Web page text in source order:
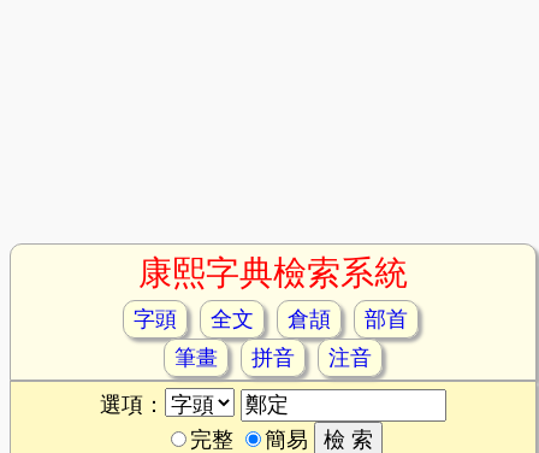
康熙字典檢索系統
字頭 全文 倉頡
部首
筆畫
拼音
注音
選項：
完整
簡易